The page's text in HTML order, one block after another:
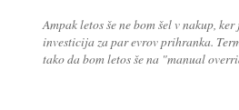
Ampak letos še ne bom šel v nakup,
investicija za par evrov prihranka.
tako da bom letos še na "manual